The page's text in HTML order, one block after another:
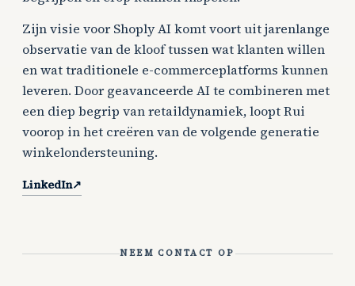
Zijn visie voor Shoply AI komt voort uit jarenlange
observatie van de kloof tussen wat klanten willen
en wat traditionele e-commerceplatforms kunnen
leveren. Door geavanceerde AI te combineren met
een diep begrip van retaildynamiek, loopt Rui
voorop in het creëren van de volgende generatie
winkelondersteuning.
LinkedIn↗
NEEM CONTACT OP